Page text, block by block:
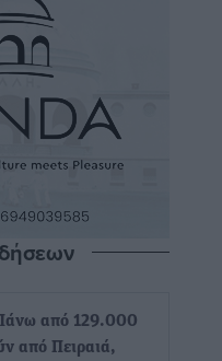
από 129.000
από Πειραιά,